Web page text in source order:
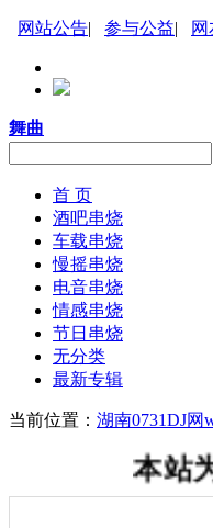
网站公告| 参与公益|
舞曲
首 页
酒吧串烧
车载串烧
慢摇串烧
电音串烧
情感串烧
节日串烧
无分类
最新专辑
当前位置： 湖南0731DJ网
本